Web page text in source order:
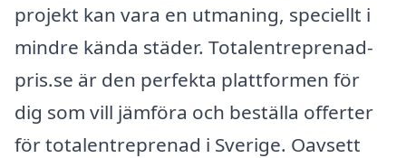
projekt kan vara en utmaning, speciellt i
mindre kända städer. Totalentreprenad-
pris.se är den perfekta plattformen för
dig som vill jämföra och beställa offerter
för totalentreprenad i Sverige. Oavsett